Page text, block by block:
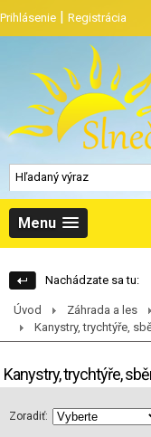
Prihlásenie | Registrácia
Menu
Nachádzate sa tu:
Úvod Záhrada a les
Kanystry, trychtýře,
Kanystry, trychtýře,
Zoradiť: